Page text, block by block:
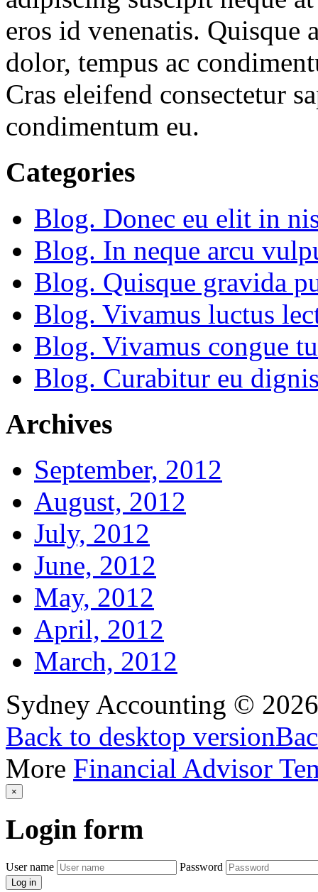
eros id venenatis. Quisque
dolor, tempus ac
Cras eleifend consectetur
condimentum eu.
Categories
Blog. Donec eu elit in
Blog. In neque arcu
Blog. Quisque gravida
Blog. Vivamus luctus
Blog. Vivamus congue
Blog. Curabitur eu
Archives
September, 2012
August, 2012
July, 2012
June, 2012
May, 2012
April, 2012
March, 2012
Sydney Accounting © 2026
Back to desktop version
More Financial Advisor
×
Login form
User name Password
Log in